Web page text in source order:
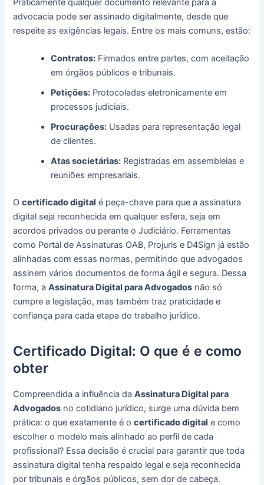
Praticamente qualquer documento relevante para a
advocacia pode ser assinado digitalmente, desde que
respeite as exigências legais. Entre os mais comuns, estão:
Contratos: Firmados entre partes, com aceitação
em órgãos públicos e tribunais.
Petições: Protocoladas eletronicamente em
processos judiciais.
Procurações: Usadas para representação legal
de clientes.
Atas societárias: Registradas em assembleias e
reuniões empresariais.
Ocertificado digital é peça-chave para que a assinatura
digital seja reconhecida em qualquer esfera, seja em
acordos privados ou perante o Judiciário. Ferramentas
como Portal de Assinaturas OAB, Projuris e D4Sign já estão
alinhadas com essas normas, permitindo que advogados
assinem vários documentos de forma ágil e segura. Dessa
forma, aAssinatura Digital para Advogados não só
cumpre a legislação, mas também traz praticidade e
confiança para cada etapa do trabalho jurídico.
Certificado Digital: O que é e como
obter
Compreendida a influência daAssinatura Digital para
Advogados no cotidiano jurídico, surge uma dúvida bem
prática: o que exatamente é ocertificado digital e como
escolher o modelo mais alinhado ao perfil de cada
profissional? Essa decisão é crucial para garantir que toda
assinatura digital tenha respaldo legal e seja reconhecida
por tribunais e órgãos públicos, sem dor de cabeça.